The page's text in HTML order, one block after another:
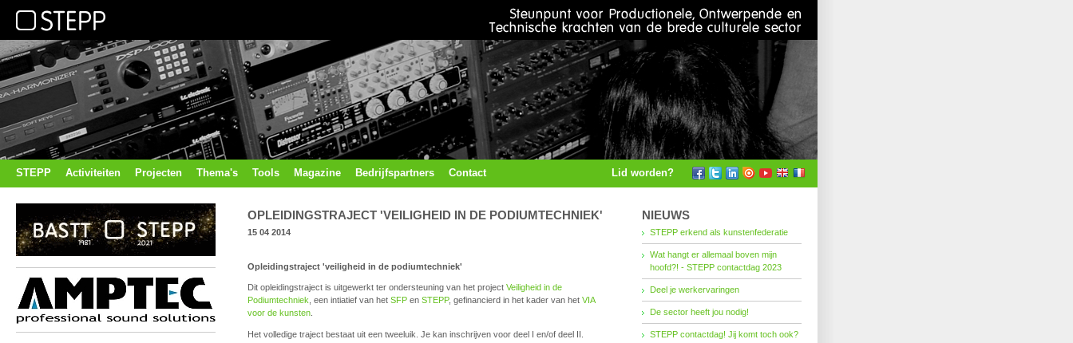
STEPP Activiteiten Projecten Thema's Tools Magazine Bedrijfspartners Contact Lid worden?
OPLEIDINGSTRAJECT 'VEILIGHEID IN DE PODIUMTECHNIEK'
15 04 2014
Opleidingstraject 'veiligheid in de podiumtechniek'
Dit opleidingstraject is uitgewerkt ter ondersteuning van het project Veiligheid in de
Podiumtechniek , een intiatief van het SFP en STEPP, gefinancierd in het kader van het VIA
voor de kunsten
Het volledige traject bestaat uit een tweeluik. Je kan inschrijven voor deel I en/of deel II.
NIEUWS
STEPP erkend als kunstenfederatie
Wat hangt er allemaal boven mijn
hoofd?! - STEPP contactdag 2023
Deel je werkervaringen
De sector heeft jou nodig!
STEPP contactdag! Jij komt toch ook?